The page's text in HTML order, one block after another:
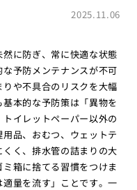
2025.11.06
に防ぎ、常に快適な状態
予防メンテナンスが不可
や不具合のリスクを大幅
本的な予防策は「異物を
イレットペーパー以外の
品、おむつ、ウェットテ
く、排水管の詰まりの大
箱に捨てる習慣をつけま
量を流す」ことです。一